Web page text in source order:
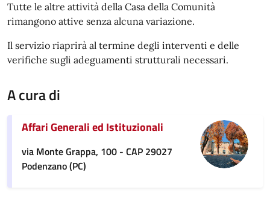
Tutte le altre attività della Casa della Comunità
rimangono attive senza alcuna variazione.
Il servizio riaprirà al termine degli interventi e delle
verifiche sugli adeguamenti strutturali necessari.
A cura di
Affari Generali ed Istituzionali
via Monte Grappa, 100 - CAP 29027
Podenzano (PC)